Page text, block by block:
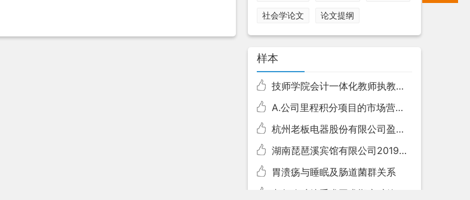
社会学论文 论文提纲
样本
技师学院会计一体化教师执教能力研究
A.公司里程积分项目的市场营销策略研究
杭州老板电器股份有限公司盈利能力分
湖南琵琶溪宾馆有限公司2019年-2021年财务分析报告
胃溃疡与睡眠及肠道菌群关系
老年腹腔镜手术围术期麻醉管理的临床价值研究